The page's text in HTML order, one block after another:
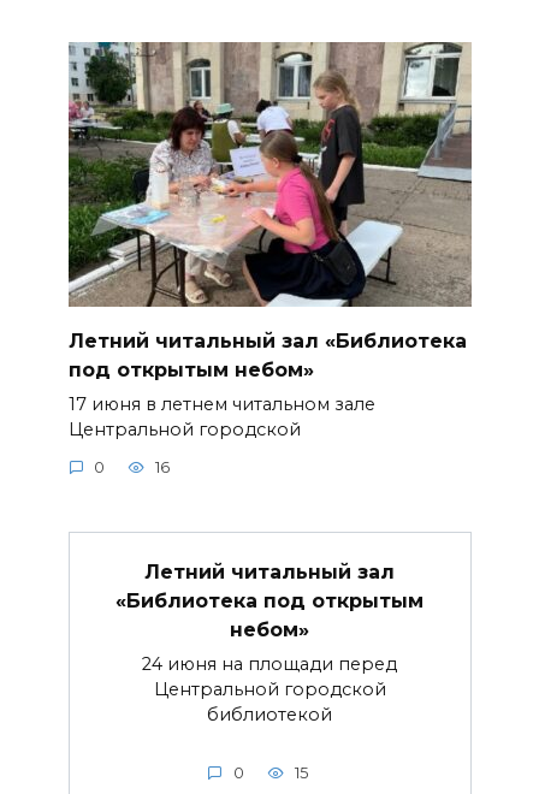
Летний читальный зал «Библиотека
под открытым небом»
17 июня в летнем читальном зале
Центральной городской
0 16
Летний читальный зал
«Библиотека под открытым
небом»
24 июня на площади перед
Центральной городской
библиотекой
0 15